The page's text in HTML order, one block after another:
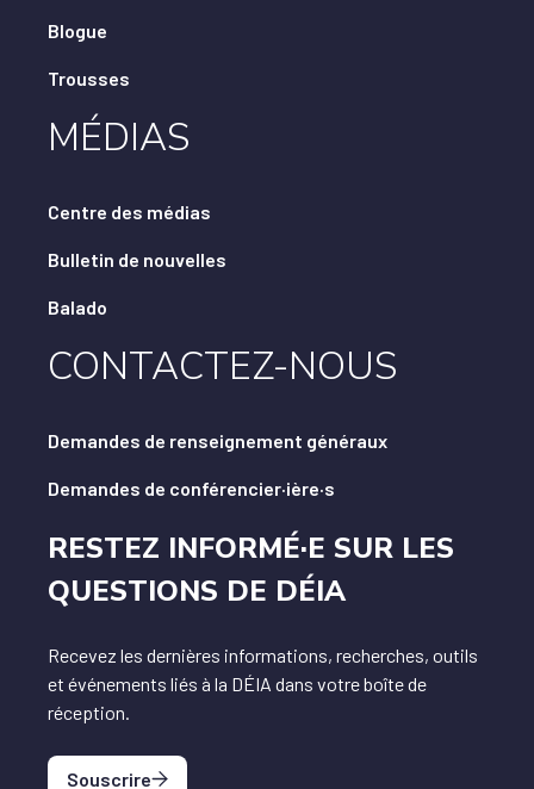
Blogue
Trousses
MÉDIAS
Centre des médias
Bulletin de nouvelles
Balado
CONTACTEZ-NOUS
Demandes de renseignement généraux
Demandes de conférencier·ière·s
RESTEZ INFORMÉ·E SUR LES
QUESTIONS DE DÉIA
Recevez les dernières informations, recherches, outils
et événements liés à la DÉIA dans votre boîte de
réception.
Souscrire